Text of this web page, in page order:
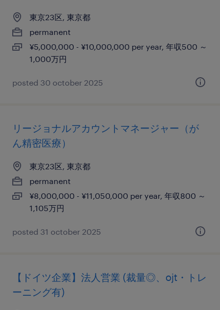
東京23区, 東京都
permanent
¥5,000,000 - ¥10,000,000 per year, 年収500 ～
1,000万円
posted 30 october 2025
リージョナルアカウントマネージャー（が
ん精密医療）
東京23区, 東京都
permanent
¥8,000,000 - ¥11,050,000 per year, 年収800 ～
1,105万円
posted 31 october 2025
【ドイツ企業】法人営業 (裁量◎、ojt・トレ
ーニング有)